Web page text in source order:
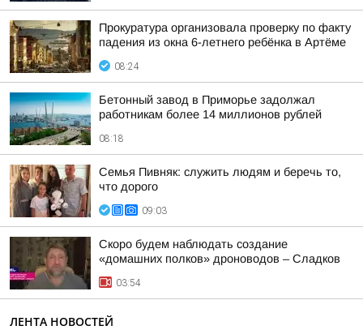
Прокуратура организовала проверку по факту
падения из окна 6-летнего ребёнка в Артёме
08:24
Бетонный завод в Приморье задолжал
работникам более 14 миллионов рублей
08:18
Семья Пивняк: служить людям и беречь то,
что дорого
09:03
Скоро будем наблюдать создание
«домашних полков» дроноводов – Сладков
03:54
ЛЕНТА НОВОСТЕЙ